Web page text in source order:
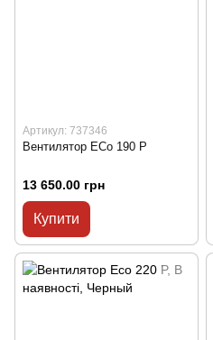
Артикул: 737346
Вентилятор ECo 190 P
13 650.00 грн
Купити